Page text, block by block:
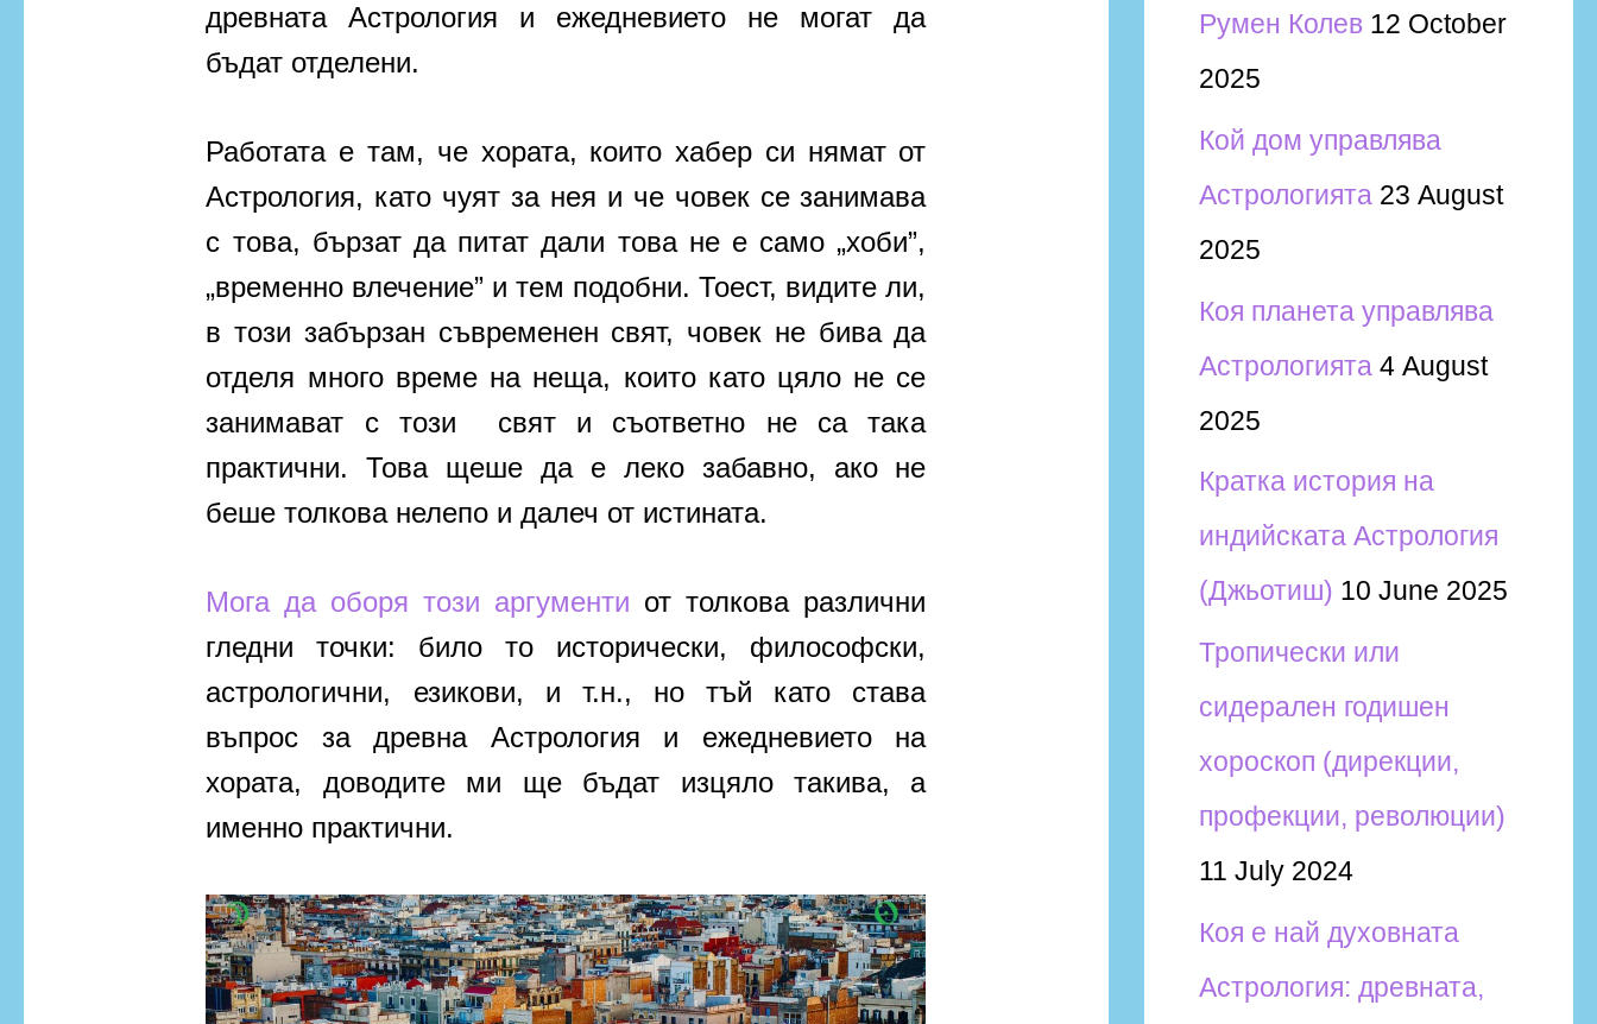
древната Астрология и ежедневието не могат да
бъдат отделени.
Работата е там, че хората, които хабер си нямат от
Астрология, като чуят за нея и че човек се занимава
с това, бързат да питат дали това не е само „хоби”,
„временно влечение” и тем подобни. Тоест, видите ли,
в този забързан съвременен свят, човек не бива да
отделя много време на неща, които като цяло не се
занимават с този свят и съответно не са така
практични. Това щеше да е леко забавно, ако не
беше толкова нелепо и далеч от истината.
Мога да оборя този аргументи от толкова различни
гледни точки: било то исторически, философски,
астрологични, езикови, и т.н., но тъй като става
въпрос за древна Астрология и ежедневието на
хората, доводите ми ще бъдат изцяло такива, а
именно практични.
Румен Колев 12 October
2025
Кой дом управлява
Астрологията 23 August
2025
Коя планета управлява
Астрологията 4 August
2025
Кратка история на
индийската Астрология
(Джьотиш) 10 June 2025
Тропически или
сидерален годишен
хороскоп (дирекции,
профекции, революции)
11 July 2024
Коя е най духовната
Астрология: древната,